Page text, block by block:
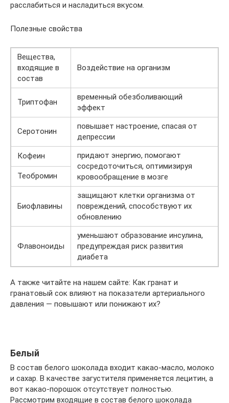
расслабиться и насладиться вкусом.
Полезные свойства
Вещества,
входящие в
состав
Воздействие на организм
Триптофан
временный обезболивающий
эффект
Серотонин
повышает настроение, спасая от
депрессии
Кофеин
придают энергию, помогают
сосредоточиться, оптимизируя
кровообращение в мозге
Теобромин
Биофлавины
защищают клетки организма от
повреждений, способствуют их
обновлению
Флавоноиды
уменьшают образование инсулина,
предупреждая риск развития
диабета
А также читайте на нашем сайте: Как гранат и
гранатовый сок влияют на показатели артериального
давления — повышают или понижают их?
Белый
В состав белого шоколада входит какао-масло, молоко
и сахар. В качестве загустителя применяется лецитин, а
вот какао-порошок отсутствует полностью.
Рассмотрим входящие в состав белого шоколада